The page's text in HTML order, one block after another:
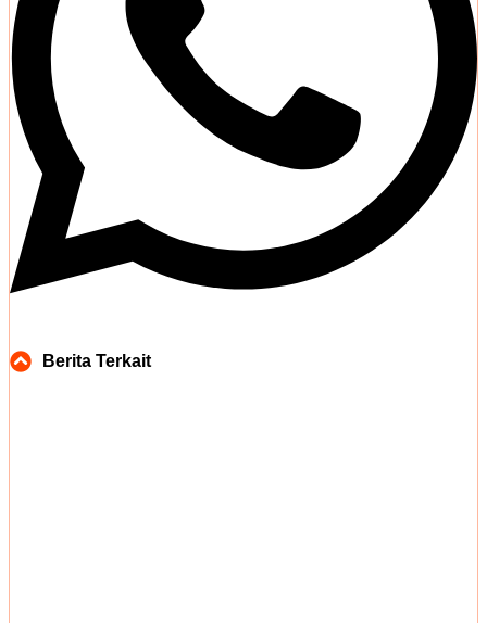
Berita Terkait